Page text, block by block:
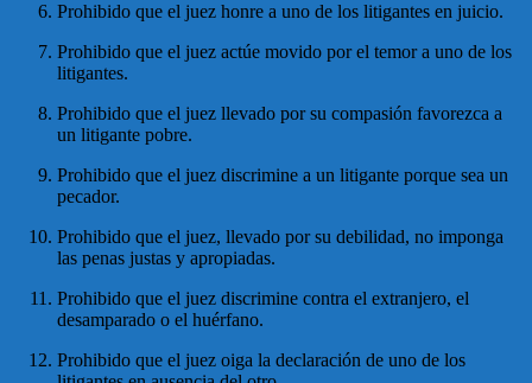
Prohibido que el juez honre a uno de los litigantes en juicio.
Prohibido que el juez actúe movido por el temor a uno de los
litigantes.
Prohibido que el juez llevado por su compasión favorezca a
un litigante pobre.
Prohibido que el juez discrimine a un litigante porque sea un
pecador.
Prohibido que el juez, llevado por su debilidad, no imponga
las penas justas y apropiadas.
Prohibido que el juez discrimine contra el extranjero, el
desamparado o el huérfano.
Prohibido que el juez oiga la declaración de uno de los